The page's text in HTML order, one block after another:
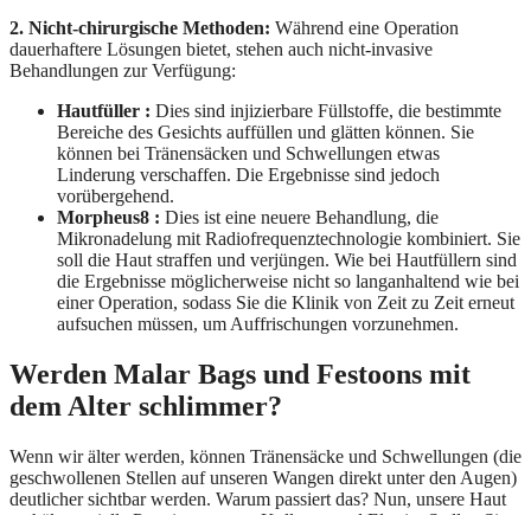
2. Nicht-chirurgische Methoden: Während eine Operation
dauerhaftere Lösungen bietet, stehen auch nicht-invasive
Behandlungen zur Verfügung:
Hautfüller : Dies sind injizierbare Füllstoffe, die bestimmte
Bereiche des Gesichts auffüllen und glätten können. Sie
können bei Tränensäcken und Schwellungen etwas
Linderung verschaffen. Die Ergebnisse sind jedoch
vorübergehend.
Morpheus8 : Dies ist eine neuere Behandlung, die
Mikronadelung mit Radiofrequenztechnologie kombiniert. Sie
soll die Haut straffen und verjüngen. Wie bei Hautfüllern sind
die Ergebnisse möglicherweise nicht so langanhaltend wie bei
einer Operation, sodass Sie die Klinik von Zeit zu Zeit erneut
aufsuchen müssen, um Auffrischungen vorzunehmen.
Werden Malar Bags und Festoons mit
dem Alter schlimmer?
Wenn wir älter werden, können Tränensäcke und Schwellungen (die
geschwollenen Stellen auf unseren Wangen direkt unter den Augen)
deutlicher sichtbar werden. Warum passiert das? Nun, unsere Haut